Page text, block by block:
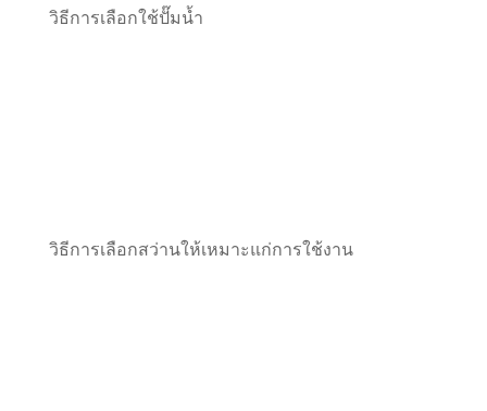
วิธีการเลือกใช้ปั๊มน้ำ
วิธีการเลือกสว่านให้เหมาะแก่การใช้งาน